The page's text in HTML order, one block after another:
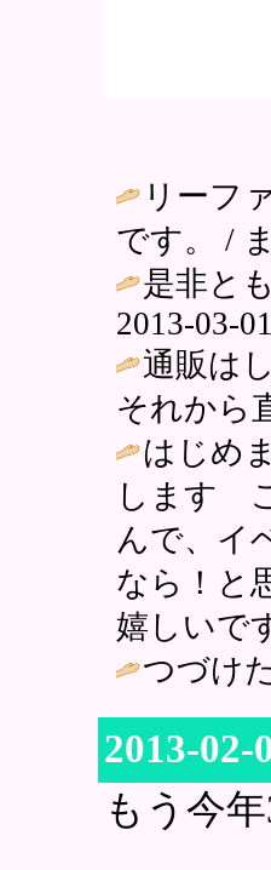
リーフ
です。 /
是非と
2013-03-
通販は
それから
はじめ
します
んで、イ
なら！と
嬉しいで
つづけ
2013-
もう今